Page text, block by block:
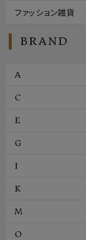
ファッション雑貨
BRAND
A
C
E
G
I
K
M
O